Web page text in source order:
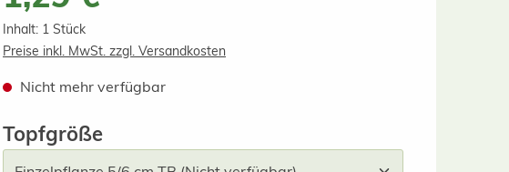
Inhalt: 1 Stück
Preise inkl. MwSt. zzgl. Versandkosten
Nicht mehr verfügbar
Topfgrößeauswählen